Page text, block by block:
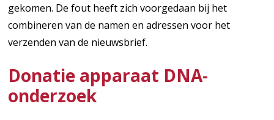
gekomen. De fout heeft zich voorgedaan bij het
combineren van de namen en adressen voor het
verzenden van de nieuwsbrief.
Donatie apparaat DNA-
onderzoek